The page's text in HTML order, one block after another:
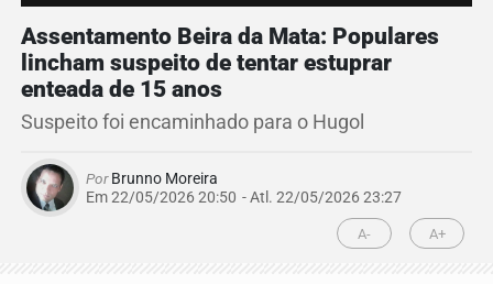
Assentamento Beira da Mata: Populares
lincham suspeito de tentar estuprar
enteada de 15 anos
Suspeito foi encaminhado para o Hugol
PorBrunno Moreira
Em 22/05/2026 20:50 - Atl. 22/05/2026 23:27
A- A+